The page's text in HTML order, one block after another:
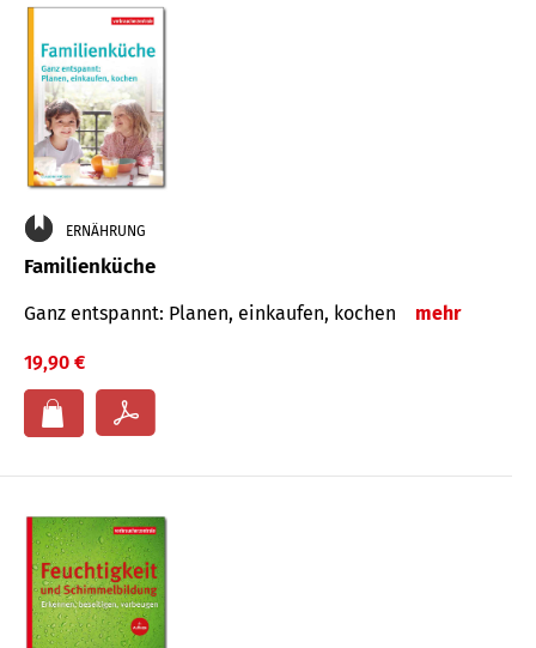
ERNÄHRUNG
Familienküche
Ganz entspannt: Planen, einkaufen, kochen mehr
19,90 €